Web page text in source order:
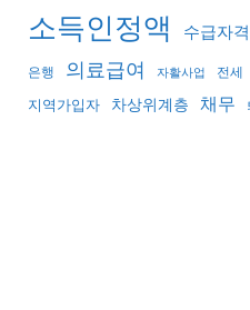
소득인정액 수급자격
은행 의료급여 자활사업 전세
지역가입자 차상위계층 채무